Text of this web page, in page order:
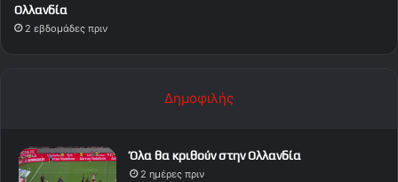
Ολλανδία
2 εβδομάδες πριν
Δημοφιλής
Όλα θα κριθούν στην Ολλανδία
2 ημέρες πριν